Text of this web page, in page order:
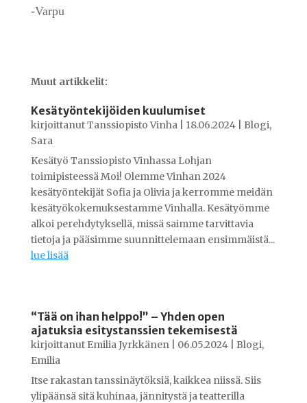
-Varpu
Muut artikkelit:
Kesätyöntekijöiden kuulumiset
kirjoittanutTanssiopisto Vinha| 18.06.2024| Blogi,
Sara
Kesätyö Tanssiopisto Vinhassa Lohjan
toimipisteessä Moi! Olemme Vinhan 2024
kesätyöntekijät Sofia ja Olivia ja kerromme meidän
kesätyökokemuksestamme Vinhalla. Kesätyömme
alkoi perehdytyksellä, missä saimme tarvittavia
tietoja ja pääsimme suunnittelemaan ensimmäistä...
lue lisää
“Tää on ihan helppo!” – Yhden open
ajatuksia esitystanssien tekemisestä
kirjoittanut Emilia Jyrkkänen| 06.05.2024| Blogi,
Emilia
Itse rakastan tanssinäytöksiä, kaikkea niissä. Siis
ylipäänsä sitä kuhinaa, jännitystä ja teatterilla